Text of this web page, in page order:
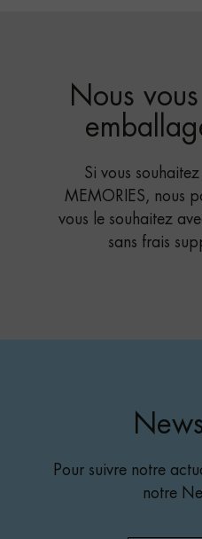
Nous
Si vous
MEMORIES, nous
vous le souhaitez
sans frais
Pour suivre notre
notre